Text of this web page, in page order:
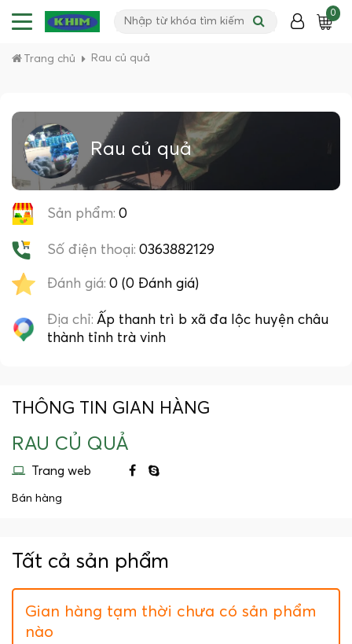
0
Trang chủ Rau củ quả
Rau củ quả
Sản phẩm: 0
Số điện thoại: 0363882129
Đánh giá: 0 (0 Đánh giá)
Địa chỉ: Ấp thanh trì b xã đa lộc huyện châu
thành tỉnh trà vinh
THÔNG TIN GIAN HÀNG
RAU CỦ QUẢ
Trang web
Bán hàng
Tất cả sản phẩm
Gian hàng tạm thời chưa có sản phẩm
nào